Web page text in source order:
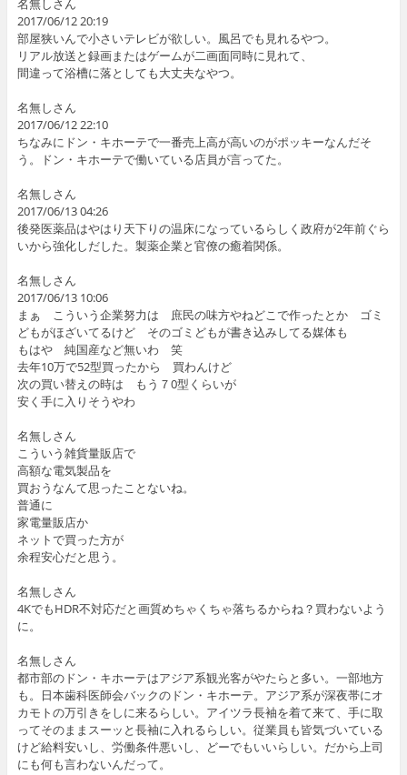
名無しさん
2017/06/12 20:19
部屋狭いんで小さいテレビが欲しい。風呂でも見れるやつ。
リアル放送と録画またはゲームが二画面同時に見れて、
間違って浴槽に落としても大丈夫なやつ。
名無しさん
2017/06/12 22:10
ちなみにドン・キホーテで一番売上高が高いのがポッキーなんだそ
う。ドン・キホーテで働いている店員が言ってた。
名無しさん
2017/06/13 04:26
後発医薬品はやはり天下りの温床になっているらしく政府が2年前ぐら
いから強化しだした。製薬企業と官僚の癒着関係。
名無しさん
2017/06/13 10:06
まぁ こういう企業努力は 庶民の味方やねどこで作ったとか ゴミ
どもがほざいてるけど そのゴミどもが書き込みしてる媒体も
もはや 純国産など無いわ 笑
去年10万で52型買ったから 買わんけど
次の買い替えの時は もう７0型くらいが
安く手に入りそうやわ
名無しさん
こういう雑貨量販店で
高額な電気製品を
買おうなんて思ったことないね。
普通に
家電量販店か
ネットで買った方が
余程安心だと思う。
名無しさん
4KでもHDR不対応だと画質めちゃくちゃ落ちるからね？買わないよう
に。
名無しさん
都市部のドン・キホーテはアジア系観光客がやたらと多い。一部地方
も。日本歯科医師会バックのドン・キホーテ。アジア系が深夜帯にオ
カモトの万引きをしに来るらしい。アイツラ長袖を着て来て、手に取
ってそのままスーッと長袖に入れるらしい。従業員も皆気づいている
けど給料安いし、労働条件悪いし、どーでもいいらしい。だから上司
にも何も言わないんだって。